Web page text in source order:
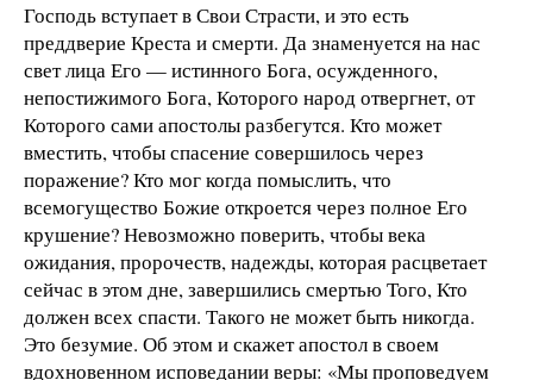
Господь вступает в Свои Страсти, и это есть
преддверие Креста и смерти. Да знаменуется на нас
свет лица Его — истинного Бога, осужденного,
непостижимого Бога, Которого народ отвергнет, от
Которого сами апостолы разбегутся. Кто может
вместить, чтобы спасение совершилось через
поражение? Кто мог когда помыслить, что
всемогущество Божие откроется через полное Его
крушение? Невозможно поверить, чтобы века
ожидания, пророчеств, надежды, которая расцветает
сейчас в этом дне, завершились смертью Того, Кто
должен всех спасти. Такого не может быть никогда.
Это безумие. Об этом и скажет апостол в своем
вдохновенном исповедании веры: «Мы проповедуем